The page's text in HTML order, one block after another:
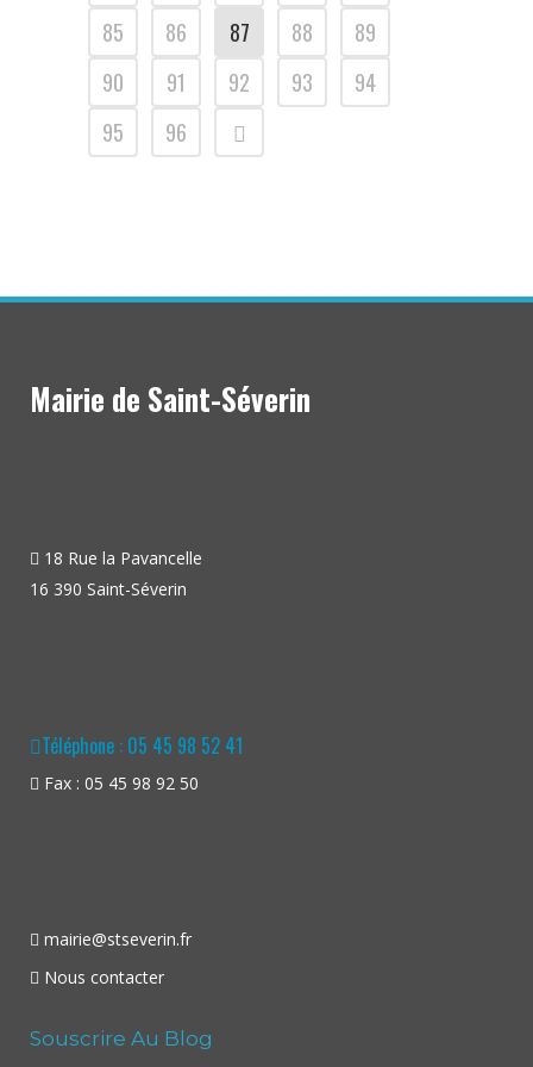
85 86 87 88
89
90
91 92 93
94
95
96
Mairie de Saint-Séverin
18 Rue la Pavancelle
16 390 Saint-Séverin
Téléphone : 05 45 98 52 41
Fax : 05 45 98 92 50
mairie@stseverin.fr
Nous contacter
Souscrire Au Blog